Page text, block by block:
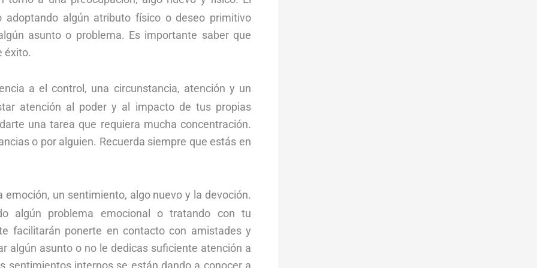
adoptando algún atributo físico o deseo primitivo
asunto o problema. Es importante saber que
éxito.
a el control, una circunstancia, atención y un
atención al poder y al impacto de tus propias
una tarea que requiera mucha concentración.
o por alguien. Recuerda siempre que estás en
emoción, un sentimiento, algo nuevo y la devoción.
algún problema emocional o tratando con tu
facilitarán ponerte en contacto con amistades y
algún asunto o no le dedicas suficiente atención a
sentimientos internos se están dando a conocer a